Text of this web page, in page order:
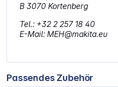
B 3070 Kortenberg
Tel.: +32 2 257 18 40
E-Mail: MEH@makita.eu
Passendes Zubehör